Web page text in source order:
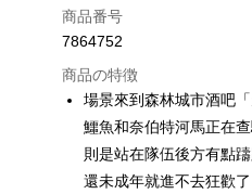
クレジットカード1回払い
コンビニ店頭代金引換
LINE Pay
Apple Pay
JKOPAY
商品番号
7864752
商品の特徴
場景來到森林城市酒吧
鱷魚和奈伯特河馬正在
則是站在隊伍後方有點
還未成年就進不去狂歡